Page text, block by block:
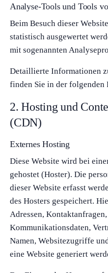
Analyse-Tools und Tools
Beim Besuch dieser
statistisch ausgewertet
mit sogenannten
Detaillierte Informationen
finden Sie in der folgenden
2. Hosting und
(CDN)
Externes Hosting
Diese Website wird bei
gehostet (Hoster). Die
dieser Website erfasst
des Hosters gespeichert.
Adressen,
Kommunikationsdaten,
Namen, Websitezugriffe
eine Website generiert